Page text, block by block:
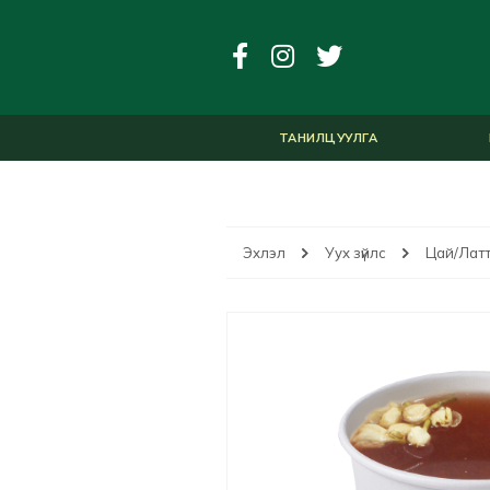
ТАНИЛЦУУЛГА
Эхлэл Уух зүйлс Цай/